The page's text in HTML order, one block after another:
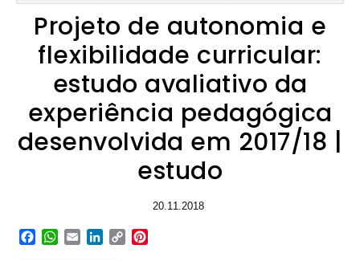
Projeto de autonomia e
flexibilidade curricular:
estudo avaliativo da
experiência pedagógica
desenvolvida em 2017/18 |
estudo
20.11.2018
Facebook
WhatsApp
EmailLinkedIn
Copy